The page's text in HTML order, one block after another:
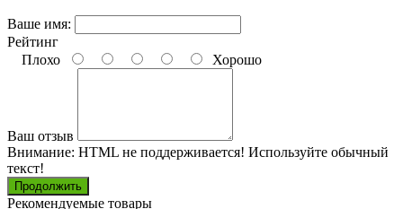
Ваше имя:
Рейтинг
Плохо
Хорошо
Ваш отзыв
Внимание: HTML не поддерживается! Используйте обычный
текст!
Продолжить
Рекомендуемые товары